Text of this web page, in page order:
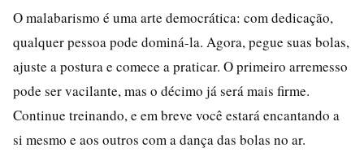
O malabarismo é uma arte democrática: com dedicação,
qualquer pessoa pode dominá-la. Agora, pegue suas bolas,
ajuste a postura e comece a praticar. O primeiro arremesso
pode ser vacilante, mas o décimo já será mais firme.
Continue treinando, e em breve você estará encantando a
si mesmo e aos outros com a dança das bolas no ar.